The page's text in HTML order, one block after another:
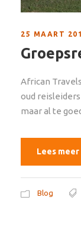
25 MAART
African
oud
maar al te
Lees meer
Blog